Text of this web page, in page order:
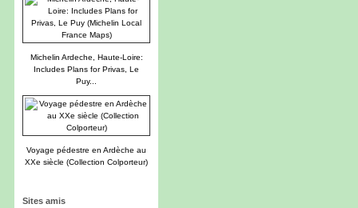
Michelin Ardeche, Haute-Loire:
Includes Plans for Privas, Le
Puy...
Voyage pédestre en Ardèche au
XXe siècle (Collection Colporteur)
Sites amis